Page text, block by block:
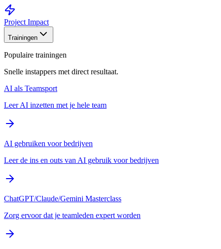
Project Impact
Trainingen
Populaire trainingen
Snelle instappers met direct resultaat.
AI als Teamsport
Leer AI inzetten met je hele team
AI gebruiken voor bedrijven
Leer de ins en outs van AI gebruik voor bedrijven
ChatGPT/Claude/Gemini Masterclass
Zorg ervoor dat je teamleden expert worden